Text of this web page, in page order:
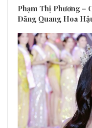
Phạm Thị Phương –
Đăng Quang Hoa